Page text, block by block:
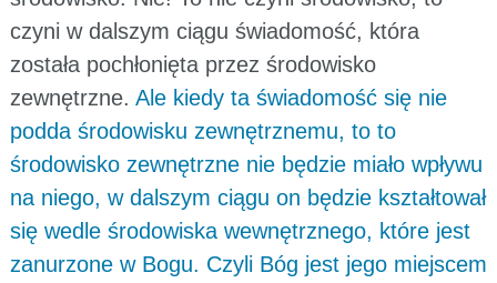
czyni w dalszym ciągu świadomość, która
została pochłonięta przez środowisko
zewnętrzne. Ale kiedy ta świadomość się nie
podda środowisku zewnętrznemu, to to
środowisko zewnętrzne nie będzie miało wpływu
na niego, w dalszym ciągu on będzie kształtował
się wedle środowiska wewnętrznego, które jest
zanurzone w Bogu. Czyli Bóg jest jego miejscem